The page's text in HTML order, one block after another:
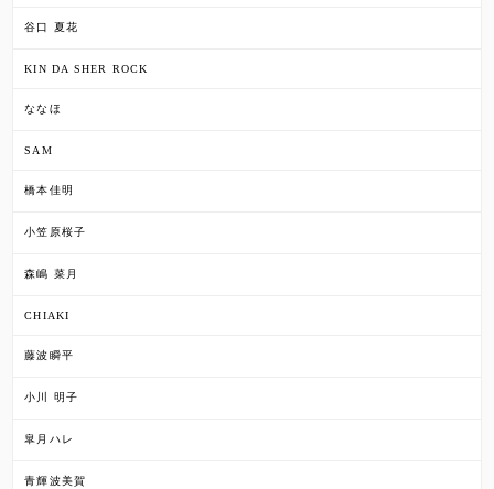
谷口 夏花
KIN DA SHER ROCK
ななほ
SAM
橋本佳明
小笠原桜子
森嶋 菜月
CHIAKI
藤波瞬平
小川 明子
皐月ハレ
青輝波美賀